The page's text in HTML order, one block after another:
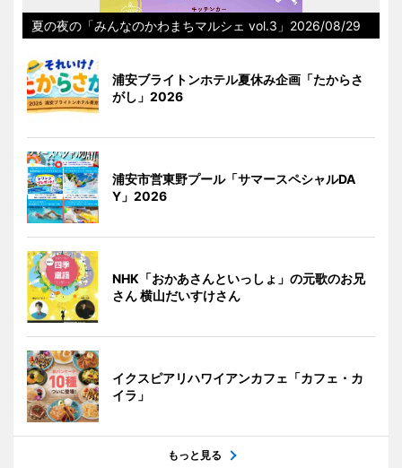
夏の夜の「みんなのかわまちマルシェ vol.3」2026/08/29
浦安ブライトンホテル夏休み企画「たからさ
がし」2026
浦安市営東野プール「サマースペシャルDA
Y」2026
NHK「おかあさんといっしょ」の元歌のお兄
さん 横山だいすけさん
イクスピアリハワイアンカフェ「カフェ・カ
イラ」
もっと見る